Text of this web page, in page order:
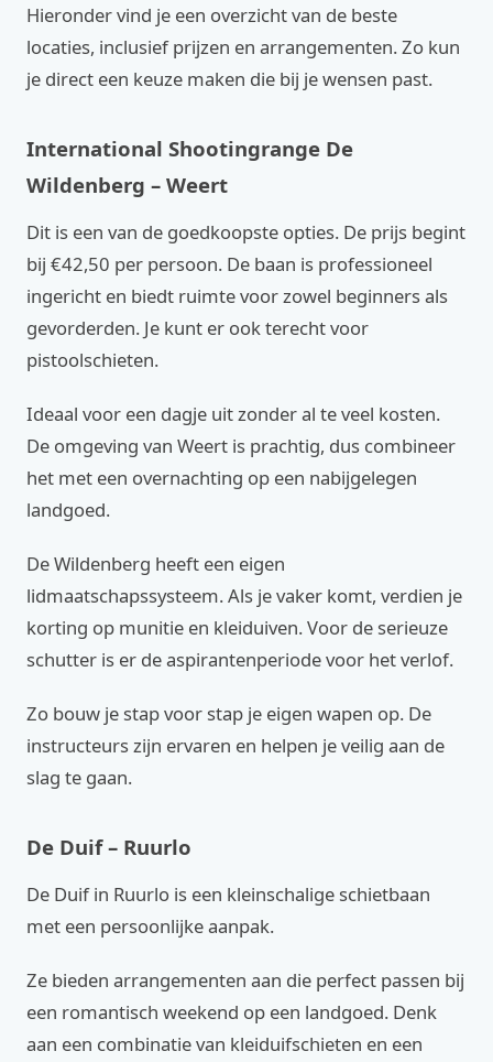
Hieronder vind je een overzicht van de beste
locaties, inclusief prijzen en arrangementen. Zo kun
je direct een keuze maken die bij je wensen past.
International Shootingrange De
Wildenberg – Weert
Dit is een van de goedkoopste opties. De prijs begint
bij €42,50 per persoon. De baan is professioneel
ingericht en biedt ruimte voor zowel beginners als
gevorderden. Je kunt er ook terecht voor
pistoolschieten.
Ideaal voor een dagje uit zonder al te veel kosten.
De omgeving van Weert is prachtig, dus combineer
het met een overnachting op een nabijgelegen
landgoed.
De Wildenberg heeft een eigen
lidmaatschapssysteem. Als je vaker komt, verdien je
korting op munitie en kleiduiven. Voor de serieuze
schutter is er de aspirantenperiode voor het verlof.
Zo bouw je stap voor stap je eigen wapen op. De
instructeurs zijn ervaren en helpen je veilig aan de
slag te gaan.
De Duif – Ruurlo
De Duif in Ruurlo is een kleinschalige schietbaan
met een persoonlijke aanpak.
Ze bieden arrangementen aan die perfect passen bij
een romantisch weekend op een landgoed. Denk
aan een combinatie van kleiduifschieten en een